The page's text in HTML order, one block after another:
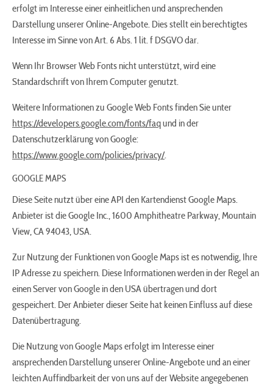
erfolgt im Interesse einer einheitlichen und ansprechenden
Darstellung unserer Online-Angebote. Dies stellt ein berechtigtes
Interesse im Sinne von Art. 6 Abs. 1 lit. f DSGVO dar.
Wenn Ihr Browser Web Fonts nicht unterstützt, wird eine
Standardschrift von Ihrem Computer genutzt.
Weitere Informationen zu Google Web Fonts finden Sie unter
https://developers.google.com/fonts/faqund in der
Datenschutzerklärung von Google:
https://www.google.com/policies/privacy/.
GOOGLE MAPS
Diese Seite nutzt über eine API den Kartendienst Google Maps.
Anbieter ist die Google Inc., 1600 Amphitheatre Parkway, Mountain
View, CA 94043, USA.
Zur Nutzung der Funktionen von Google Maps ist es notwendig, Ihre
IP Adresse zu speichern. Diese Informationen werden in der Regel an
einen Server von Google in den USA übertragen und dort
gespeichert. Der Anbieter dieser Seite hat keinen Einfluss auf diese
Datenübertragung.
Die Nutzung von Google Maps erfolgt im Interesse einer
ansprechenden Darstellung unserer Online-Angebote und an einer
leichten Auffindbarkeit der von uns auf der Website angegebenen